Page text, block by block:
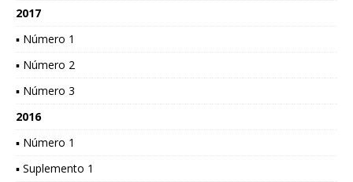
2017
▪ Número 1
▪ Número 2
▪ Número 3
2016
▪ Número 1
▪ Suplemento 1